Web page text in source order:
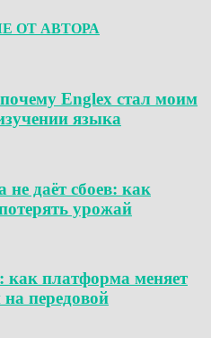
ОТ АВТОРА
Englex стал моим
языка
даёт сбоев: как
урожай
платформа меняет
передовой